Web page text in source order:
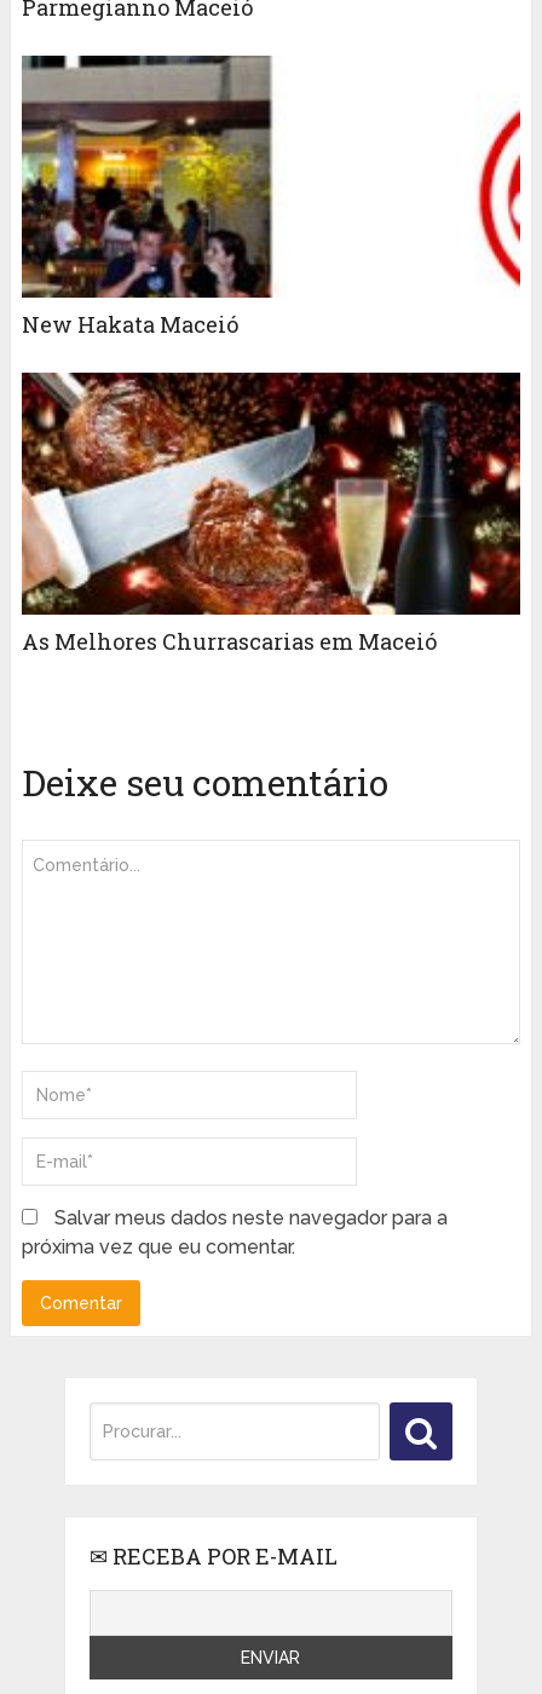
Parmegianno Maceió
New Hakata Maceió
As Melhores Churrascarias em Maceió
Deixe seu comentário
Salvar meus dados neste navegador para a
próxima vez que eu comentar.
✉ RECEBA POR E-MAIL